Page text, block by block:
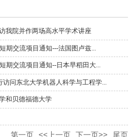
我院并作两场高水平学术讲座
期交流项目通知---法国图卢兹...
期交流项目通知--日本早稻田大...
问东北大学机器人科学与工程学...
和贝德福德大学
第一页 <<上一页 下一页>> 尾页